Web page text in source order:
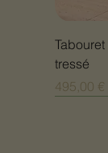
tressé
Prix
495,00 €